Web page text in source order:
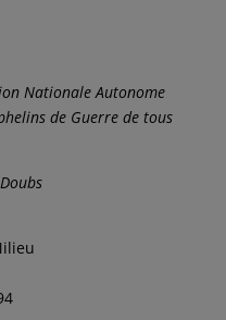
Nationale Autonome
de Guerre de tous